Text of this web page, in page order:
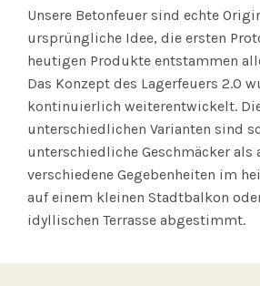
Unsere Betonfeuer sind echte
ursprüngliche Idee, die ersten
heutigen Produkte entstammen
Das Konzept des Lagerfeuers 2.0
kontinuierlich weiterentwickelt.
unterschiedlichen Varianten sind
unterschiedliche Geschmäcker als
verschiedene Gegebenheiten im
auf einem kleinen Stadtbalkon
idyllischen Terrasse abgestimmt.